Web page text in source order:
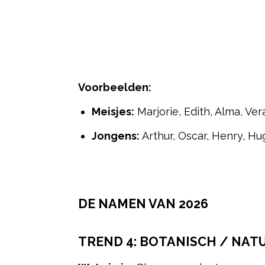
Voorbeelden:
Meisjes: Marjorie, Edith, Alma,
Jongens: Arthur, Oscar, Henry,
DE NAMEN VAN 2026
TREND 4: BOTANISCH /